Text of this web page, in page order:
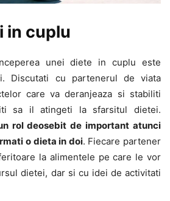
in cuplu
unei diete in cuplu este
Discutati cu partenerul de viata
care va deranjeaza si stabiliti
sa il atingeti la sfarsitul dietei.
rol deosebit de important atunci
o dieta in doi. Fiecare partener
la alimentele pe care le vor
dietei, dar si cu idei de activitati